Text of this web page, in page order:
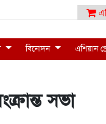
বিনোদন এশিয়ান
সভা